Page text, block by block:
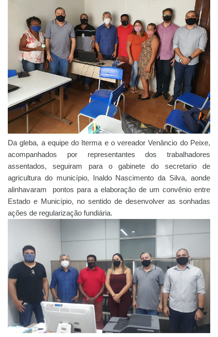
Da gleba, a equipe do Iterma e o vereador Venâncio do Peixe,
acompanhados por representantes dos trabalhadores
assentados, seguiram para o gabinete do secretario de
agricultura do município, Inaldo Nascimento da Silva, aonde
alinhavaram pontos para a elaboração de um convênio entre
Estado e Município, no sentido de desenvolver as sonhadas
ações de regularização fundiária.